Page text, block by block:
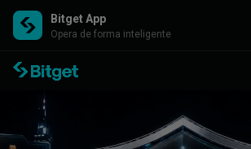
Bitget App
Opera de forma inteligente